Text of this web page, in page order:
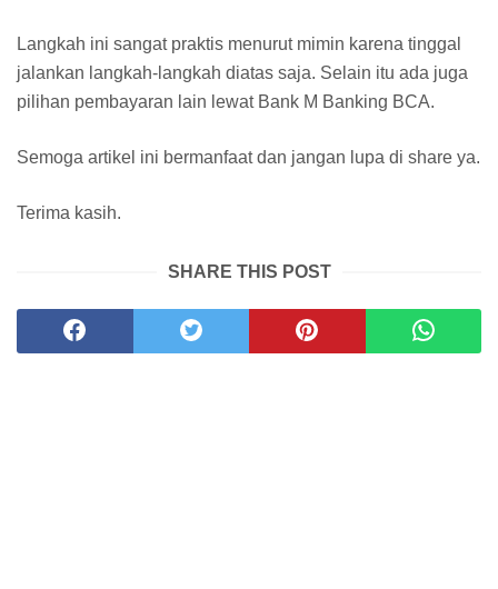
Langkah ini sangat praktis menurut mimin karena tinggal
jalankan langkah-langkah diatas saja. Selain itu ada juga
pilihan pembayaran lain lewat Bank M Banking BCA.
Semoga artikel ini bermanfaat dan jangan lupa di share ya.
Terima kasih.
SHARE THIS POST